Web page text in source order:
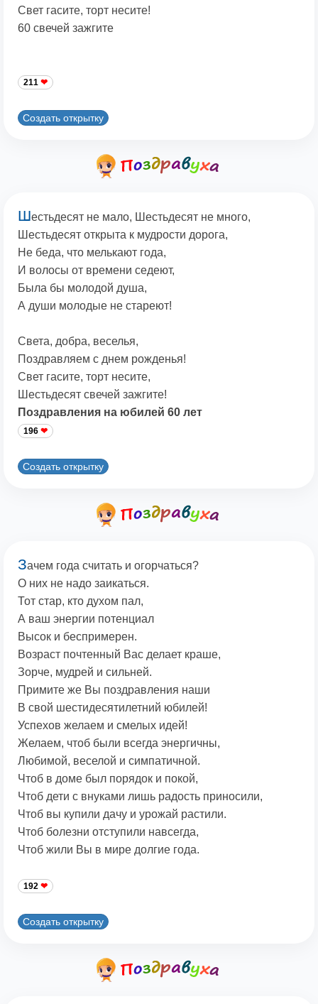
Свет гасите, торт несите!
60 свечей зажгите
211
Создать открытку
Шестьдесят не мало, Шестьдесят не много,
Шестьдесят открыта к мудрости дорога,
Не беда, что мелькают года,
И волосы от времени седеют,
Была бы молодой душа,
А души молодые не стареют!
Света, добра, веселья,
Поздравляем с днем рожденья!
Свет гасите, торт несите,
Шестьдесят свечей зажгите!
Поздравления на юбилей 60 лет
196
Создать открытку
Зачем года считать и огорчаться?
О них не надо заикаться.
Тот стар, кто духом пал,
А ваш энергии потенциал
Высок и беспримерен.
Возраст почтенный Вас делает краше,
Зорче, мудрей и сильней.
Примите же Вы поздравления наши
В свой шестидесятилетний юбилей!
Успехов желаем и смелых идей!
Желаем, чтоб были всегда энергичны,
Любимой, веселой и симпатичной.
Чтоб в доме был порядок и покой,
Чтоб дети с внуками лишь радость приносили,
Чтоб вы купили дачу и урожай растили.
Чтоб болезни отступили навсегда,
Чтоб жили Вы в мире долгие года.
192
Создать открытку